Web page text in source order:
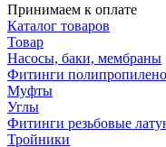
Принимаем к оплате
Каталог товаров
Товар
Насосы, баки, мембраны
Фитинги
Муфты
Углы
Фитинги резьбовые
Тройники